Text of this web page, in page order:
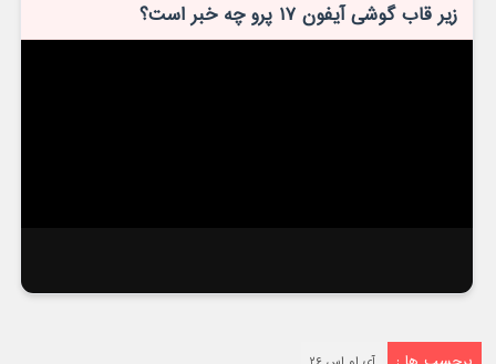
زیر قاب گوشی آیفون ۱۷ پرو چه خبر است؟